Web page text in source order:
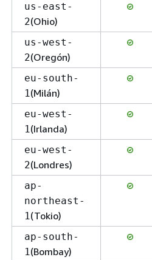
us-east-
2(Ohio)
us-west-
2(Oregón)
eu-south-
1(Milán)
eu-west-
1(Irlanda)
eu-west-
2(Londres)
ap-
northeast-
1(Tokio)
ap-south-
1(Bombay)